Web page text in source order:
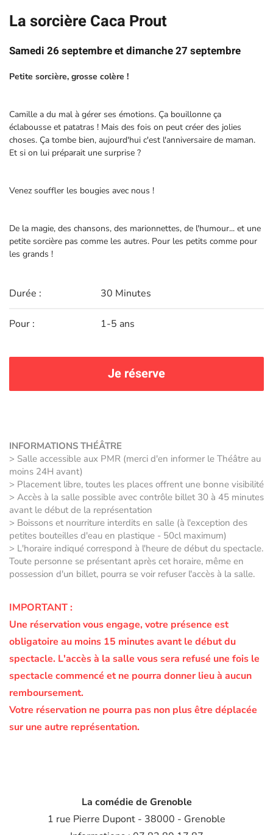
La sorcière Caca Prout
Samedi 26 septembre et dimanche 27 septembre
Petite sorcière, grosse colère !
Camille a du mal à gérer ses émotions. Ça bouillonne ça
éclabousse et patatras ! Mais des fois on peut créer des jolies
choses. Ça tombe bien, aujourd'hui c'est l'anniversaire de maman.
Et si on lui préparait une surprise ?
Venez souffler les bougies avec nous !
De la magie, des chansons, des marionnettes, de l'humour... et une
petite sorcière pas comme les autres. Pour les petits comme pour
les grands !
Durée : 30 Minutes
Pour : 1-5 ans
Je réserve
INFORMATIONS THÉÂTRE
> Salle accessible aux PMR (merci d'en informer le Théâtre au
moins 24H avant)
> Placement libre, toutes les places offrent une bonne visibilité
> Accès à la salle possible avec contrôle billet 30 à 45 minutes
avant le début de la représentation
> Boissons et nourriture interdits en salle (à l'exception des
petites bouteilles d'eau en plastique - 50cl maximum)
> L'horaire indiqué correspond à l'heure de début du spectacle.
Toute personne se présentant après cet horaire, même en
possession d'un billet, pourra se voir refuser l'accès à la salle.
IMPORTANT :
Une réservation vous engage, votre présence est
obligatoire au moins 15 minutes avant le début du
spectacle. L'accès à la salle vous sera refusé une fois le
spectacle commencé et ne pourra donner lieu à aucun
remboursement.
Votre réservation ne pourra pas non plus être déplacée
sur une autre représentation.
La comédie de Grenoble
1 rue Pierre Dupont - 38000 - Grenoble